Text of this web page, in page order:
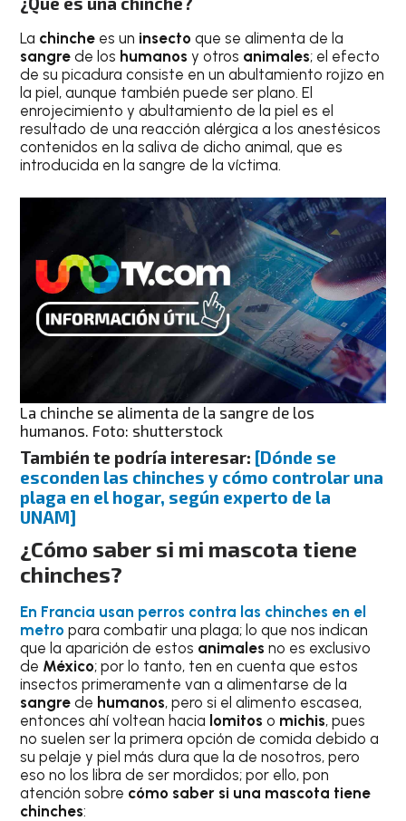
La chinche es un insectoque se alimenta de la
sangrede los humanosy otros animales; el efecto
de su picadura consiste en un abultamiento rojizo en
la piel, aunque también puede ser plano. El
enrojecimiento y abultamiento de la piel es el
resultado de una reacción alérgica a los anestésicos
contenidos en la saliva de dicho animal, que es
introducida en la sangre de la víctima.
La chinche se alimenta de la sangre de los
humanos. Foto: shutterstock
También te podría interesar: [Dónde se
esconden las chinches y cómo controlar una
plaga en el hogar, según experto de la
UNAM]
¿Cómo saber si mi mascota tiene
chinches?
En Francia usan perros contra las chinches en el
metro para combatir una plaga; lo que nos indican
que la aparición de estos animalesno es exclusivo
de México; por lo tanto, ten en cuenta que estos
insectos primeramente van a alimentarse de la
sangrede humanos, pero si el alimento escasea,
entonces ahí voltean hacia lomitoso michis, pues
no suelen ser la primera opción de comida debido a
su pelaje y piel más dura que la de nosotros, pero
eso no los libra de ser mordidos; por ello, pon
atención sobre cómo saber si una mascota tiene
chinches: